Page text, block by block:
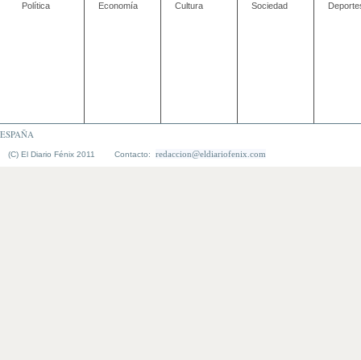
Política Economía Cultura Sociedad
ESPAÑA
(C) El Diario Fénix 2011 Contacto: redaccion@eldiariofenix.com